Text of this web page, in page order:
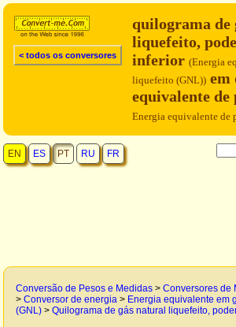
< todos os conversores
quilograma de
liquefeito,
inferior (Energia
liquefeito (GNL))
equivalente de
Energia equivalente de
EN ES PT RU FR
Conversão de Pesos e Medidas > Conversores de
> Conversor de energia > Energia equivalente em
(GNL) > Quilograma de gás natural liquefeito,